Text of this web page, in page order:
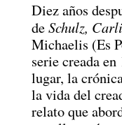
Diez años
deSchulz,
Michaelis (Es
serie creada
lugar, la
la vida del
relato que